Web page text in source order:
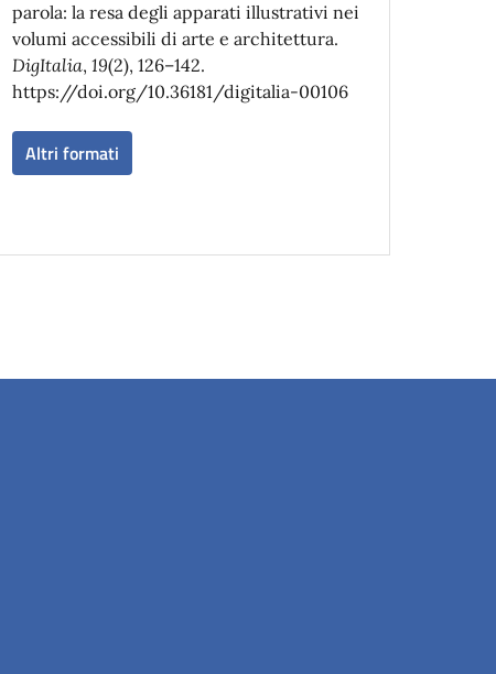
parola: la resa degli apparati illustrativi nei
volumi accessibili di arte e architettura.
DigItalia, 19(2), 126–142.
https://doi.org/10.36181/digitalia-00106
Altri formati